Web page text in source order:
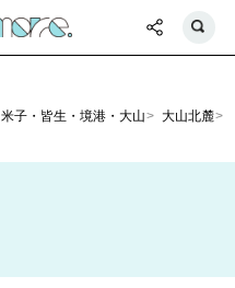
米子・皆生・境港・大山
大山北麓